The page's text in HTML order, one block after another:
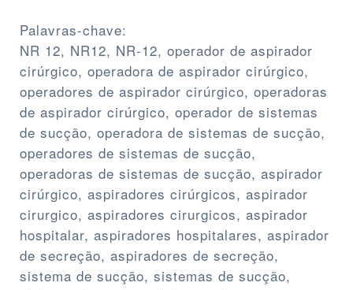
Palavras-chave:
NR 12, NR12, NR-12, operador de aspirador
cirúrgico, operadora de aspirador cirúrgico,
operadores de aspirador cirúrgico, operadoras
de aspirador cirúrgico, operador de sistemas
de sucção, operadora de sistemas de sucção,
operadores de sistemas de sucção,
operadoras de sistemas de sucção, aspirador
cirúrgico, aspiradores cirúrgicos, aspirador
cirurgico, aspiradores cirurgicos, aspirador
hospitalar, aspiradores hospitalares, aspirador
de secreção, aspiradores de secreção,
sistema de sucção, sistemas de sucção,